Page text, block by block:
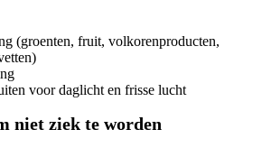
(groenten, fruit, volkorenproducten,
voor daglicht en frisse lucht
niet ziek te worden